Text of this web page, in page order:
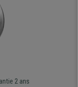
2 ans